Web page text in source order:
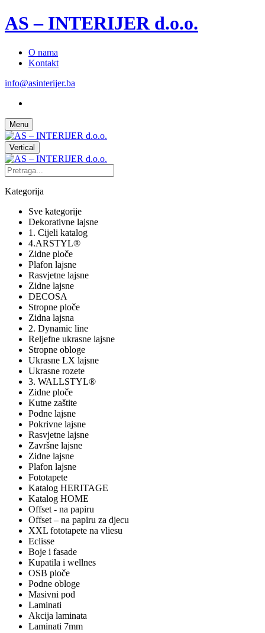
AS – INTERIJER d.o.o.
O nama
Kontakt
info@asinterijer.ba
Menu
Vertical
Kategorija
Sve kategorije
Dekorativne lajsne
1. Cijeli katalog
4.ARSTYL®
Zidne ploče
Plafon lajsne
Rasvjetne lajsne
Zidne lajsne
DECOSA
Stropne ploče
Zidna lajsna
2. Dynamic line
Reljefne ukrasne lajsne
Stropne obloge
Ukrasne LX lajsne
Ukrasne rozete
3. WALLSTYL®
Zidne ploče
Kutne zaštite
Podne lajsne
Pokrivne lajsne
Rasvjetne lajsne
Završne lajsne
Zidne lajsne
Plafon lajsne
Fototapete
Katalog HERITAGE
Katalog HOME
Offset - na papiru
Offset – na papiru za djecu
XXL fototapete na vliesu
Eclisse
Boje i fasade
Kupatila i wellnes
OSB ploče
Podne obloge
Masivni pod
Laminati
Akcija laminata
Laminati 7mm